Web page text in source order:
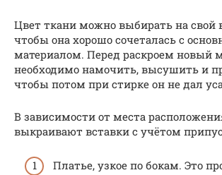
Цвет ткани можно выбирать на свой
чтобы она хорошо сочеталась с
материалом. Перед раскроем новый
необходимо намочить, высушить и
чтобы потом при стирке он не дал
В зависимости от места
выкраивают вставки с учётом
Платье, узкое по бокам. Это